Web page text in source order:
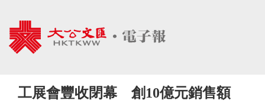
工展會豐收閉幕 創10億元銷售額